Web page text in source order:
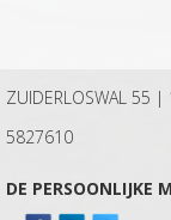
ZUIDERLOSWAL 55 |
5827610
DE PERSOONLIJKE